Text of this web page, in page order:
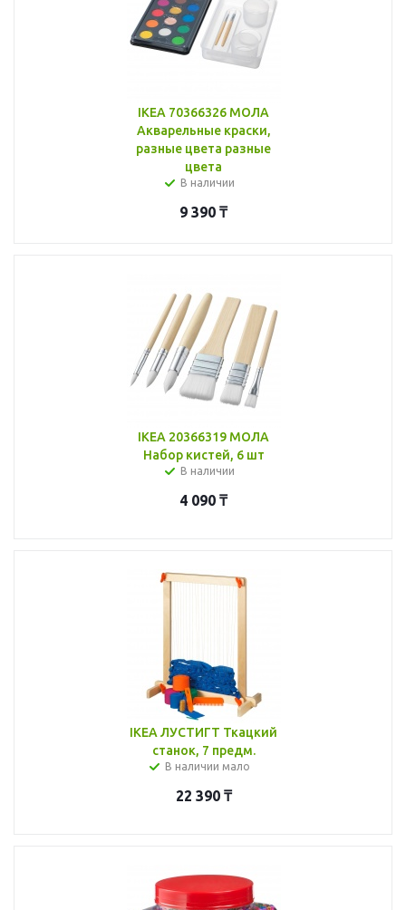
IKEA 70366326 МОЛА
Акварельные краски,
разные цвета разные
цвета
В наличии
9 390 ₸
IKEA 20366319 МОЛА
Набор кистей, 6 шт
В наличии
4 090 ₸
IKEA ЛУСТИГТ Ткацкий
станок, 7 предм.
В наличии мало
22 390₸